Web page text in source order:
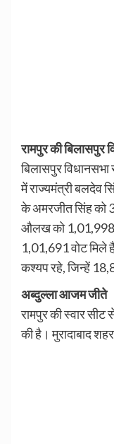
रामपुर की बिलासपुर
बिलासपुर
में राज्यमंत्री बलदेव
के अमरजीत सिंह को
औलख को 1,01,998
1,01,691 वोट मिले
कश्यप रहे, जिन्हें
अब्दुल्ला आजम जीते
रामपुर की स्वार
की है। मुरादाबाद